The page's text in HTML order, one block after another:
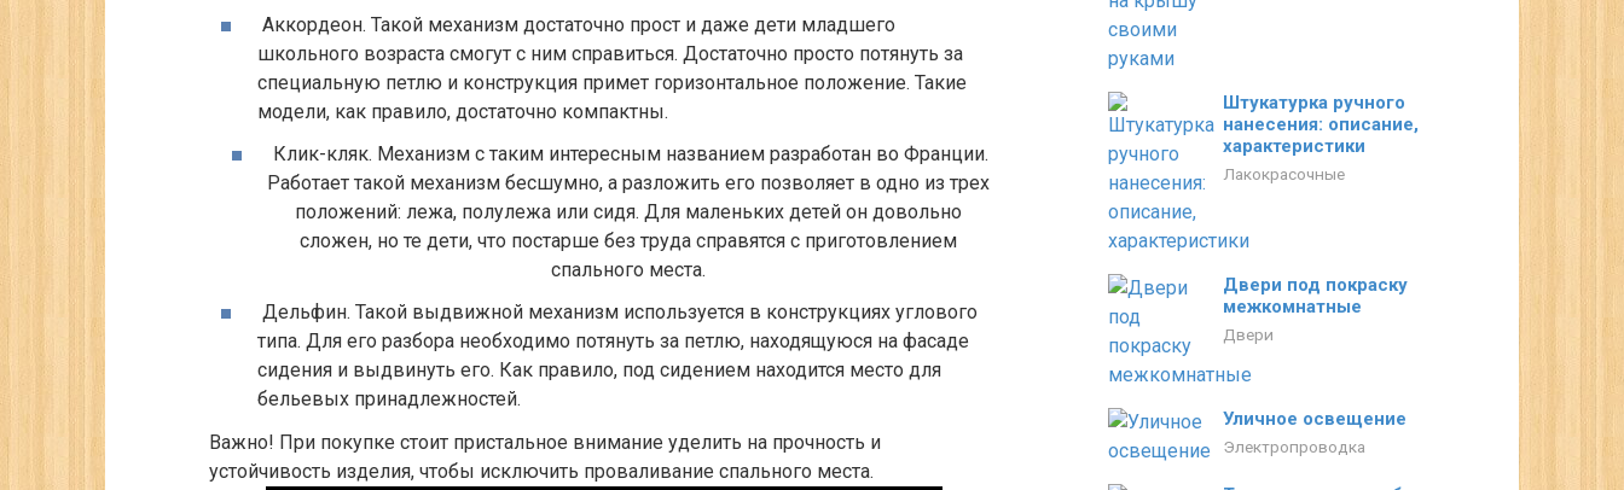
Аккордеон. Такой механизм достаточно прост и даже дети младшего
школьного возраста смогут с ним справиться. Достаточно просто потянуть за
специальную петлю и конструкция примет горизонтальное положение. Такие
модели, как правило, достаточно компактны.
Клик-кляк. Механизм с таким интересным названием разработан во Франции.
Работает такой механизм бесшумно, а разложить его позволяет в одно из трех
положений: лежа, полулежа или сидя. Для маленьких детей он довольно
сложен, но те дети, что постарше без труда справятся с приготовлением
спального места.
Дельфин. Такой выдвижной механизм используется в конструкциях углового
типа. Для его разбора необходимо потянуть за петлю, находящуюся на фасаде
сидения и выдвинуть его. Как правило, под сидением находится место для
бельевых принадлежностей.
Важно! При покупке стоит пристальное внимание уделить на прочность и
устойчивость изделия, чтобы исключить проваливание спального места.
Штукатурка ручного
нанесения: описание,
характеристики
Лакокрасочные
Двери под покраску
межкомнатные
Двери
Уличное освещение
Электропроводка